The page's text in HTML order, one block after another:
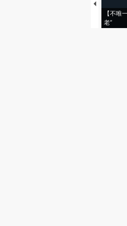
【不唯
老”